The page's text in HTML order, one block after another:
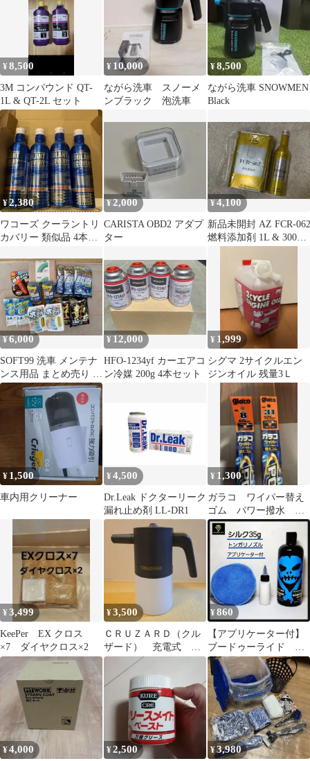
¥8,500
3M コンパウンド QT-
1L & QT-2L セット
¥ 10,000
ながら洗車 スノーメ
ンブラック 泡洗車
¥8,500
ながら洗車 SNOWMEN
Black
¥2,380
ワコーズ クーラントリ
カバリー 類似品 4本セ
¥2,000
CARISTA OBD2 アダプ
ター
¥4,100
新品未開封 AZ FCR-062
燃料添加剤 1L & 300ml
¥6,000
SOFT99 洗車 メンテナ
ンス用品 まとめ売り セ
ット
¥ 12,000
HFO-1234yf カーエアコ
ン冷媒 200g 4本セット
¥ 1,999
シグマ 2サイクルエン
ジンオイル 残量3Ｌ
¥ 1,500
車内用クリーナー
¥4,500
Dr.Leak ドクターリーク
漏れ止め剤 LL-DR1
¥ 1,300
ガラコ ワイパー替え
ゴム パワー撥水
No8,31 2本セット
¥3,499
KeePer EX クロス
×7 ダイヤクロス×2
¥3,500
ＣＲＵＺＡＲＤ（クル
ザード） 充電式 電
動フォームガン コメ
¥860
【アプリケーター付】
ブードゥーライド シ
ルク 小分け約35g 洗
車用品
¥4,000 ¥2,500 ¥3,980